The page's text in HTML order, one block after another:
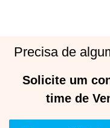
Precisa de
Solicite um
time de